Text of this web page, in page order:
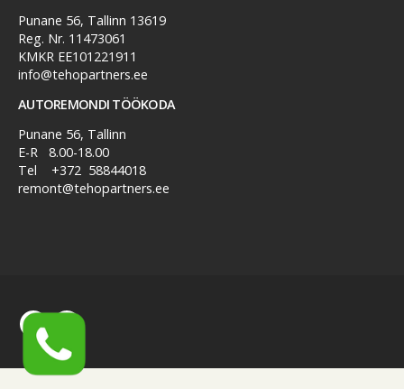
Punane 56, Tallinn 13619
Reg. Nr. 11473061
KMKR EE101221911
info@tehopartners.ee
AUTOREMONDI TÖÖKODA
Punane 56, Tallinn
E-R 8.00-18.00
Tel +372 58844018
remont@tehopartners.ee